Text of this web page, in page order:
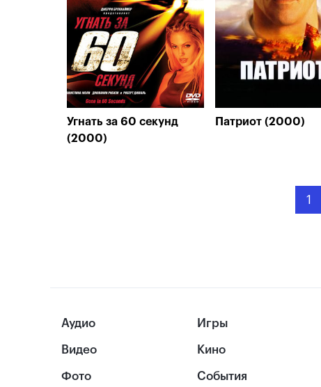
Угнать за 60 секунд
(2000)
Патриот (2000)
1
Аудио
Видео
Фото
Игры
Кино
События